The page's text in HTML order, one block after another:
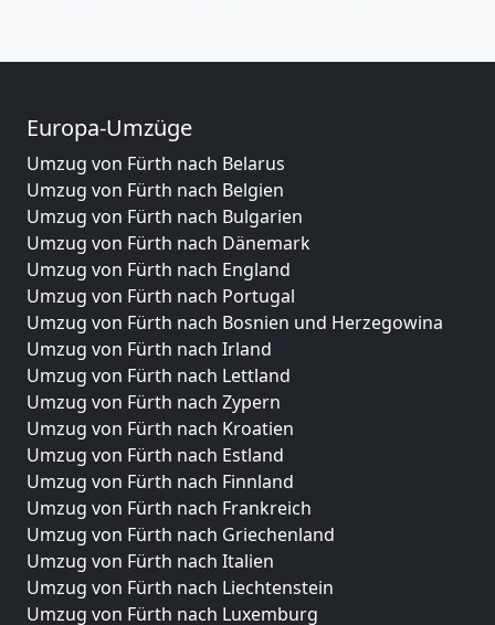
Europa-Umzüge
Umzug von Fürth nach Belarus
Umzug von Fürth nach Belgien
Umzug von Fürth nach Bulgarien
Umzug von Fürth nach Dänemark
Umzug von Fürth nach England
Umzug von Fürth nach Portugal
Umzug von Fürth nach Bosnien und Herzegowina
Umzug von Fürth nach Irland
Umzug von Fürth nach Lettland
Umzug von Fürth nach Zypern
Umzug von Fürth nach Kroatien
Umzug von Fürth nach Estland
Umzug von Fürth nach Finnland
Umzug von Fürth nach Frankreich
Umzug von Fürth nach Griechenland
Umzug von Fürth nach Italien
Umzug von Fürth nach Liechtenstein
Umzug von Fürth nach Luxemburg